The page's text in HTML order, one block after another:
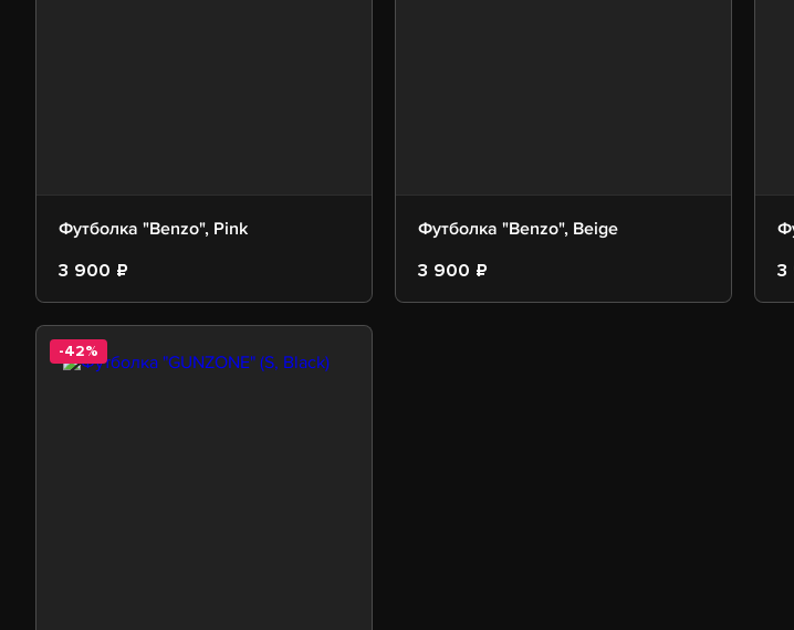
Футболка "Benzo", Pink
3 900 ₽
Футболка "Benzo", Beige
3 900 ₽
3
-42%